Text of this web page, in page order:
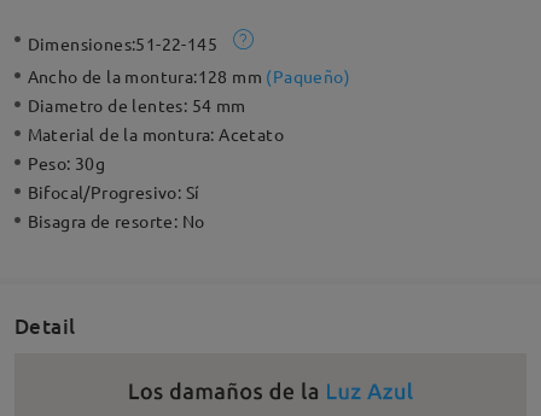
Dimensiones:51-22-145
Ancho de la montura:128 mm (Paqueño)
Diametro de lentes: 54 mm
Material de la montura:Acetato
Peso: 30g
Bifocal/Progresivo: Sí
Bisagra de resorte: No
Detail